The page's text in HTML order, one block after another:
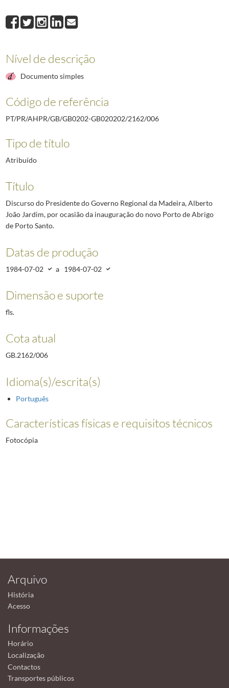
Nível de descrição
Documento simples
Código de referência
PT/PR/AHPR/GB/GB0202-GB020202/2162/006
Tipo de título
Atribuído
Título
Discurso do Presidente do Governo Regional da Madeira, Alberto
João Jardim, por ocasião da inauguração do novo Porto de Abrigo
de Porto Santo.
Datas de produção
1984-07-02 a 1984-07-02
Dimensão e suporte
fls.
Cota atual
GB.2162/006
Idioma(s)/escrita(s)
Português
Características físicas e requisitos técnicos
Fotocópia
Arquivo
História
Acesso
Informações
Horário
Localização
Contactos
Transportes públicos